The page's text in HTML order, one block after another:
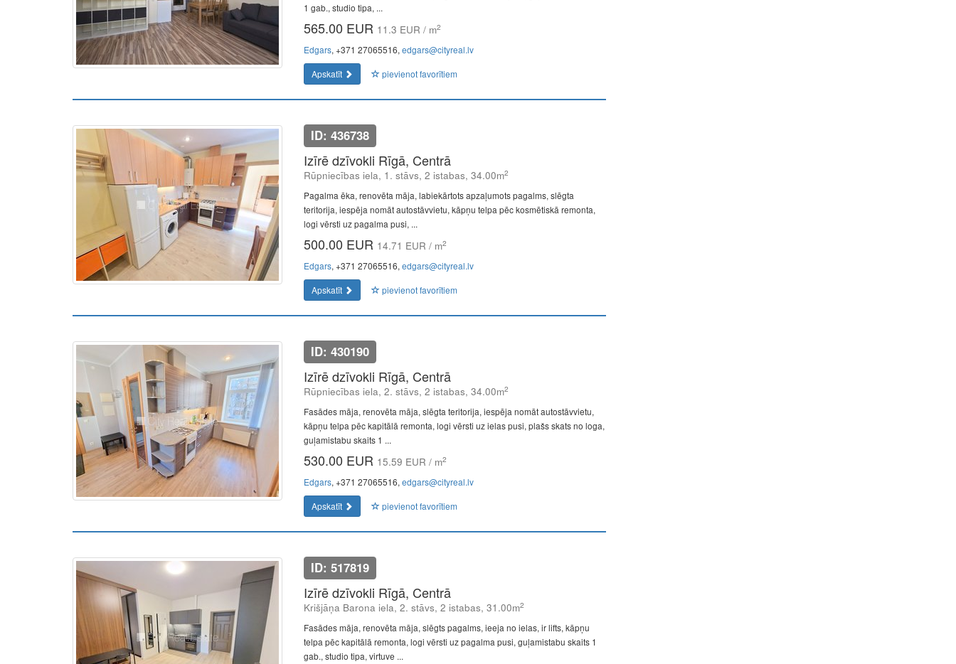
1 gab., studio tipa, ...
565.00 EUR 11.3 EUR / m2
Edgars, +371 27065516, edgars@cityreal.lv
Apskatīt
pievienot favorītiem
ID: 436738
Izīrē dzīvokli Rīgā, Centrā
Rūpniecības iela, 1. stāvs, 2 istabas, 34.00m2
Pagalma ēka, renovēta māja, labiekārtots apzaļumots pagalms, slēgta
teritorija, iespēja nomāt autostāvvietu, kāpņu telpa pēc kosmētiskā remonta,
logi vērsti uz pagalma pusi, ...
500.00 EUR 14.71 EUR / m2
Edgars, +371 27065516, edgars@cityreal.lv
Apskatīt
pievienot favorītiem
ID: 430190
Izīrē dzīvokli Rīgā, Centrā
Rūpniecības iela, 2. stāvs, 2 istabas, 34.00m2
Fasādes māja, renovēta māja, slēgta teritorija, iespēja nomāt autostāvvietu,
kāpņu telpa pēc kapitālā remonta, logi vērsti uz ielas pusi, plašs skats no loga,
guļamistabu skaits 1 ...
530.00 EUR 15.59 EUR / m2
Edgars, +371 27065516, edgars@cityreal.lv
Apskatīt
pievienot favorītiem
ID: 517819
Izīrē dzīvokli Rīgā, Centrā
Krišjāņa Barona iela, 2. stāvs, 2 istabas, 31.00m2
Fasādes māja, renovēta māja, slēgts pagalms, ieeja no ielas, ir lifts, kāpņu
telpa pēc kapitālā remonta, logi vērsti uz pagalma pusi, guļamistabu skaits 1
gab., studio tipa, virtuve ...